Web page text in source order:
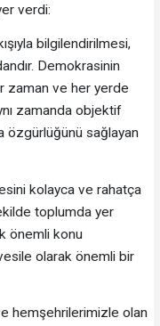
verdi:
bilgilendirilmesi,
Demokrasinin
zaman ve her yerde
zamanda objektif
özgürlüğünü sağlayan
kolayca ve rahatça
toplumda yer
önemli konu
olarak önemli bir
hemşehrilerimizle olan